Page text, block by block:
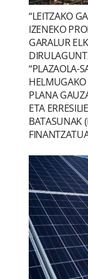
“LEITZAKO
IZENEKO
GARALUR
“PLAZAOLA-
HELMUGAKO
PLANA
ETA
BATASUNAK